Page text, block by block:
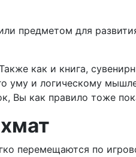
предметом для
как и книга,
и логическому
Вы как правило тоже
перемещаются по